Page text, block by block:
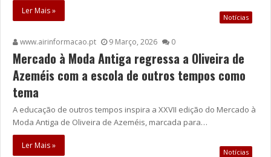
Ler Mais »
Notícias
www.airinformacao.pt 9 Março, 2026 0
Mercado à Moda Antiga regressa a Oliveira de
Azeméis com a escola de outros tempos como
tema
A educação de outros tempos inspira a XXVII edição do Mercado à
Moda Antiga de Oliveira de Azeméis, marcada para…
Ler Mais »
Notícias